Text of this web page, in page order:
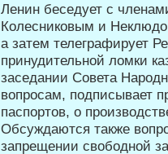
Ленин беседует с
Колесниковым и
а затем теле­графирует
принудительной ломки
заседании Совета
вопросам, подпи­сывает
паспортов, о
Обсуждаются также
запрещении свободной